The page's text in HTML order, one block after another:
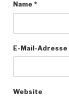
Name *
E-Mail-Adresse
Website